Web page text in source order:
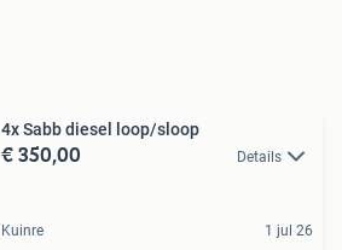
4x Sabb diesel loop/sloop
€ 350,00 Details
Kuinre 1 jul 26